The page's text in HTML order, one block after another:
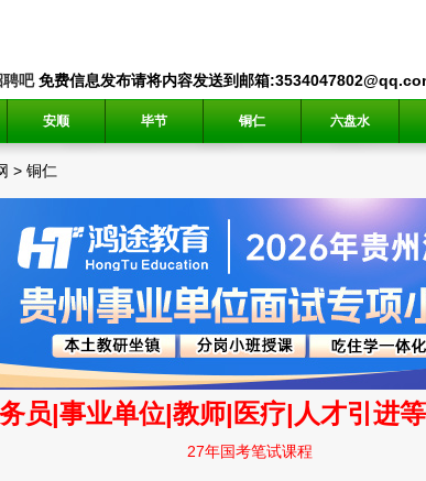
聘吧免费信息发布请将内容发送到邮箱
安顺 毕节 铜仁 六盘水
> 铜仁